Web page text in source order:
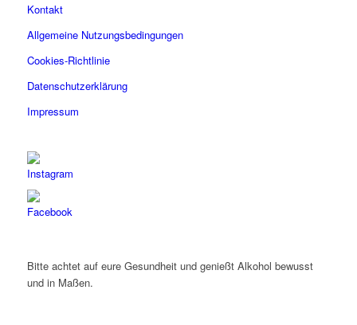
Kontakt
Allgemeine Nutzungsbedingungen
Cookies-Richtlinie
Datenschutzerklärung
Impressum
Bitte achtet auf eure Gesundheit und genießt Alkohol bewusst
und in Maßen.